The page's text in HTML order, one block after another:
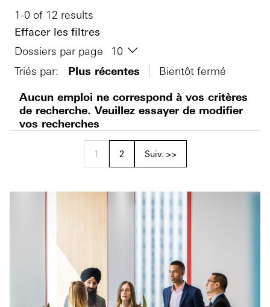
1-0 of 12 results
Effacer les filtres
Dossiers par page
Triés par:
Plus récentes
Bientôt fermé
Aucun emploi ne correspond à vos critères
de recherche. Veuillez essayer de modifier
vos recherches
1 2 Suiv. >>